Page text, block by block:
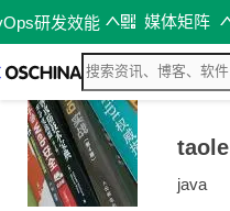
研发效能 媒体矩阵
taole
java